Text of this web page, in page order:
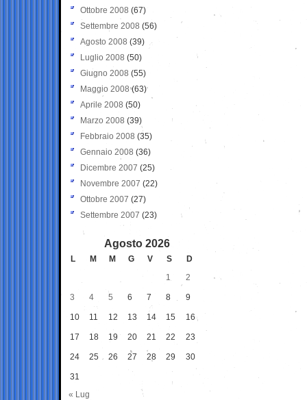
Ottobre 2008 (67)
Settembre 2008 (56)
Agosto 2008 (39)
Luglio 2008 (50)
Giugno 2008 (55)
Maggio 2008(63)
Aprile 2008 (50)
Marzo 2008 (39)
Febbraio 2008 (35)
Gennaio 2008 (36)
Dicembre 2007 (25)
Novembre 2007 (22)
Ottobre 2007 (27)
Settembre 2007 (23)
Agosto 2026
L M M G V S
D
1
2
3 4 5 6 7 8 9
10 11 12 13 14 15 16
17 18 19 20 21 22 23
24 25 26 27 28 29 30
31
« Lug